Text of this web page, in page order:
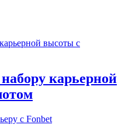
карьерной